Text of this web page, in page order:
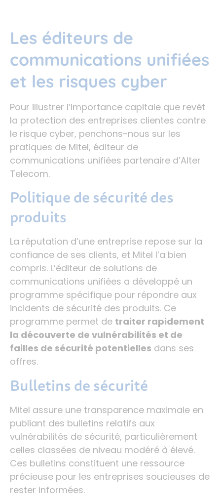
Les éditeurs de
communications unifiées
et les risques cyber
Pour illustrer l’importance capitale que revêt
la protection des entreprises clientes contre
le risque cyber, penchons-nous sur les
pratiques de Mitel, éditeur de
communications unifiées partenaire d’Alter
Telecom.
Politique de sécurité des
produits
La réputation d’une entreprise repose sur la
confiance de ses clients, et Mitel l’a bien
compris. L’éditeur de solutions de
communications unifiées a développé un
programme spécifique pour répondre aux
incidents de sécurité des produits. Ce
programme permet de traiter rapidement
la découverte de vulnérabilités et de
failles de sécurité potentielles dans ses
offres.
Bulletins de sécurité
Mitel assure une transparence maximale en
publiant des bulletins relatifs aux
vulnérabilités de sécurité, particulièrement
celles classées de niveau modéré à élevé.
Ces bulletins constituent une ressource
précieuse pour les entreprises soucieuses de
rester informées.